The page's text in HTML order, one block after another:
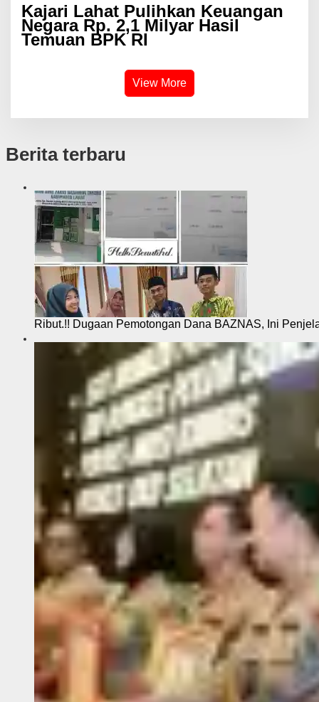
Kajari Lahat Pulihkan Keuangan
Negara Rp. 2,1 Milyar Hasil
Temuan BPK RI
View More
Berita terbaru
Ribut.!! Dugaan Pemotongan Dana BAZNAS, Ini